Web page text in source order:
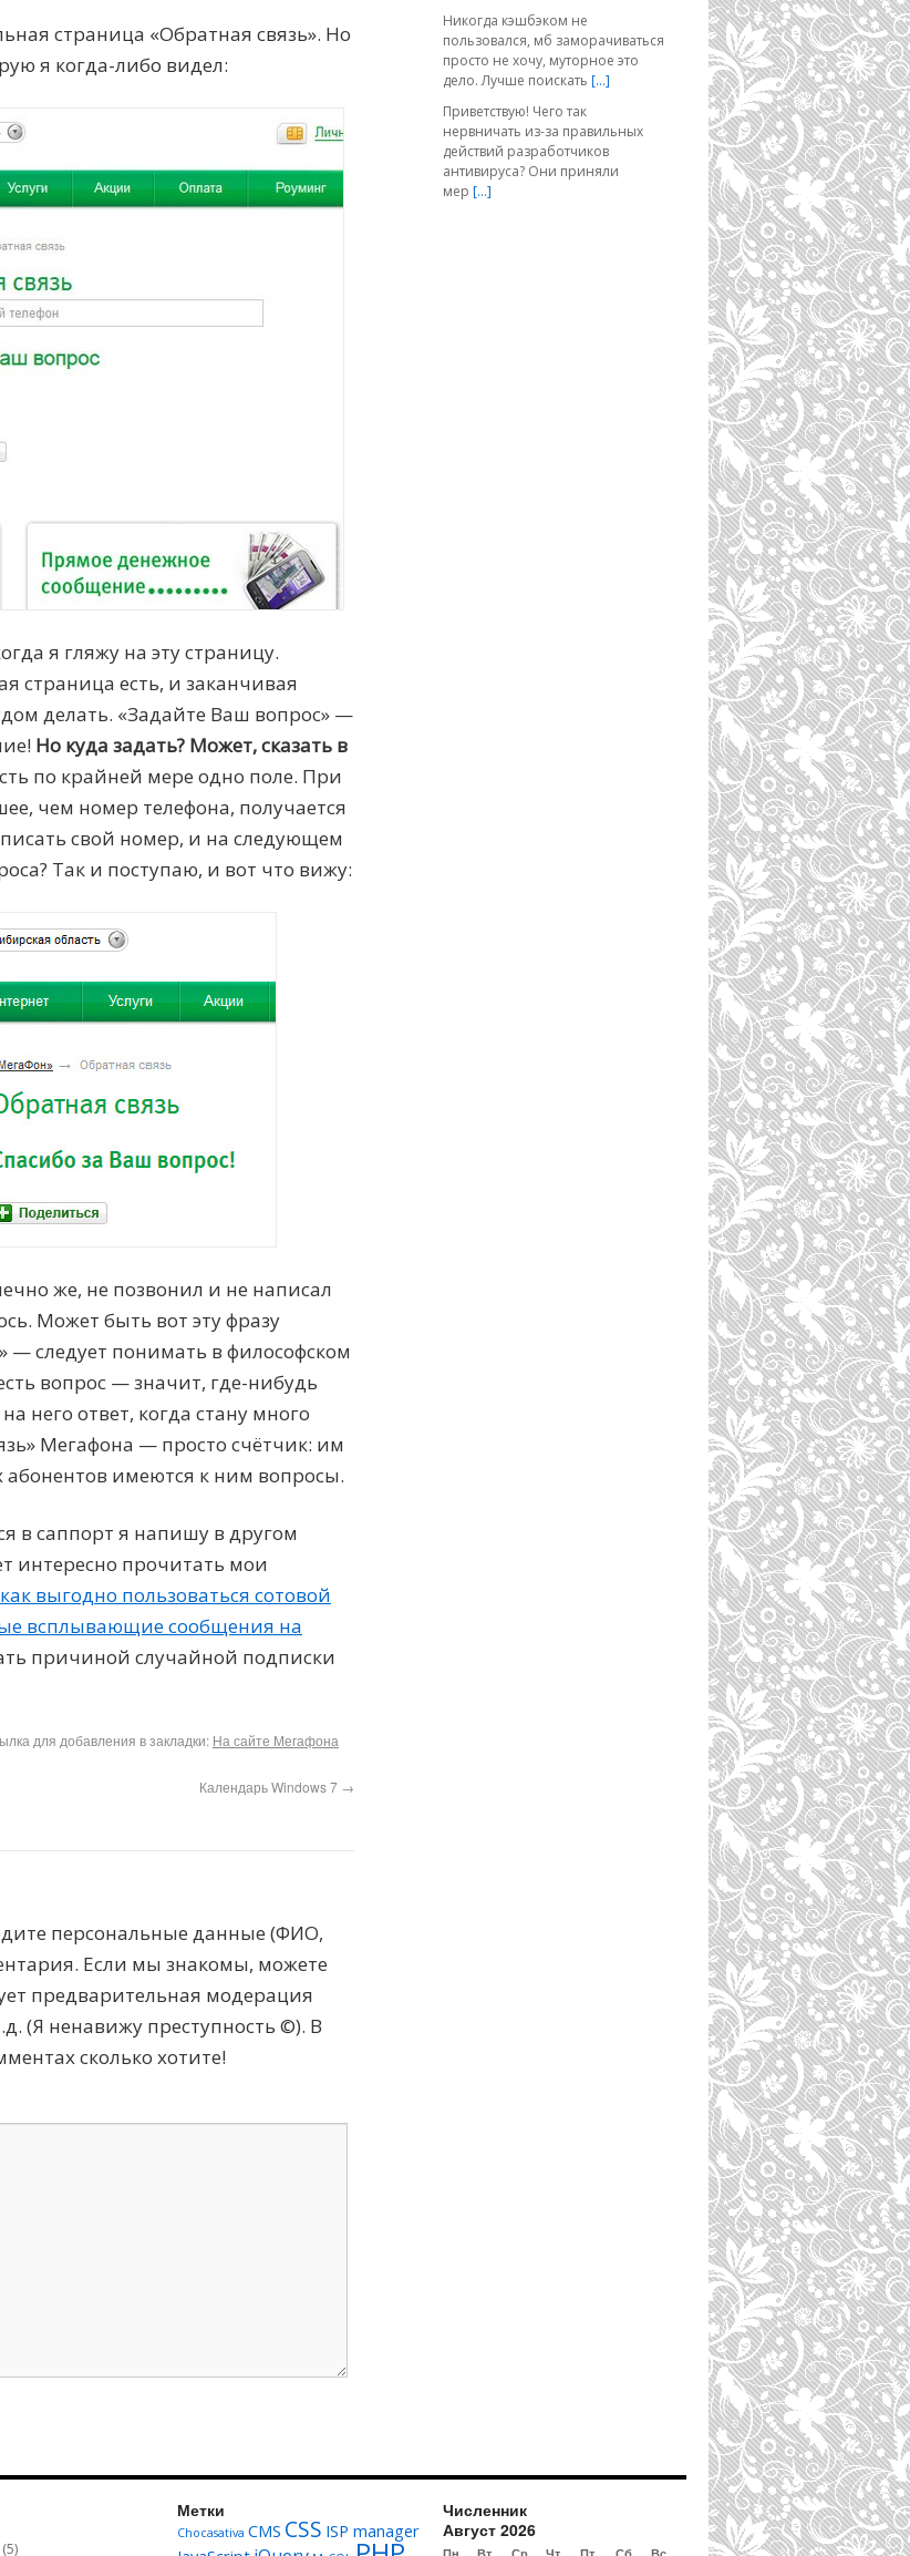
страница «Обратная связь». Но
я когда-либо видел:
я гляжу на эту страницу.
страница есть, и заканчивая
делать. «Задайте Ваш вопрос» —
Но куда задать? Может, сказать в
по крайней мере одно поле. При
чем номер телефона, получается
свой номер, и на следующем
Так и поступаю, и вот что вижу:
же, не позвонил и не написал
Может быть вот эту фразу
— следует понимать в философском
вопрос — значит, где-нибудь
него ответ, когда стану много
Мегафона — просто счётчик: им
абонентов имеются к ним вопросы.
в саппорт я напишу в другом
интересно прочитать мои
как выгодно пользоваться сотовой
всплывающие сообщения на
причиной случайной подписки
для добавления в закладки: На сайте Мегафона
Календарь Windows 7 →
персональные данные (ФИО,
Если мы знакомы, можете
предварительная модерация
(Я ненавижу преступность ©). В
сколько хотите!
Никогда кэшбэком не
пользовался, мб заморачиваться
просто не хочу, муторное это
дело. Лучше поискать […]
Приветствую! Чего так
нервничать из-за правильных
действий разработчиков
антивируса? Они приняли
мер […]
(5)
Метки
Chocasativa CMS CSS ISP manager
Численник
Август 2026